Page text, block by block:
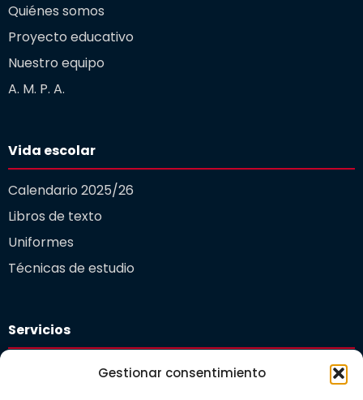
Gestionar consentimiento
Quiénes somos
Proyecto educativo
Nuestro equipo
A. M. P. A.
Vida escolar
Calendario 2025/26
Libros de texto
Uniformes
Técnicas de estudio
Servicios
Plataforma educativa